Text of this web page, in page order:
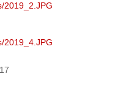
2019_2.JPG
2019_4.JPG